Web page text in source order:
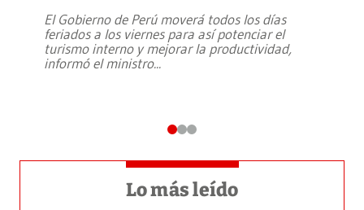
El Gobierno de Perú moverá todos los días
feriados a los viernes para así potenciar el
turismo interno y mejorar la productividad,
informó el ministro...
Lo más leído